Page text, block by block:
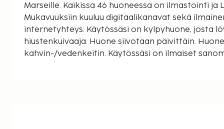
Marseille. Kaikissa 46 huoneessa on ilmastointi ja
Mukavuuksiin kuuluu digitaalikanavat sekä
internetyhteys. Käytössäsi on kylpyhuone, josta
hiustenkuivaaja. Huone siivotaan päivittäin.
kahvin-/vedenkeitin. Käytössäsi on ilmaiset sanomalehdet aulassa,